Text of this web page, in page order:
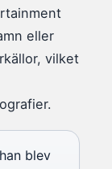
eller
vilket
blev